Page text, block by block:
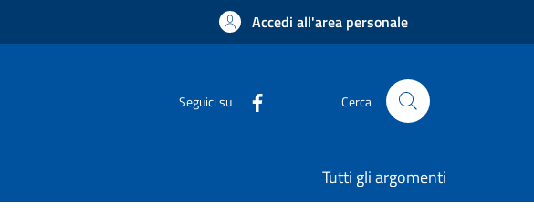
Accedi all'area personale
Seguici su Cerca
Tutti gli argomenti